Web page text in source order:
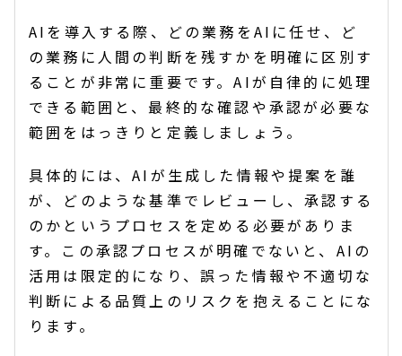
AIを導入する際、どの業務をAIに任せ、ど
の業務に人間の判断を残すかを明確に区別す
ることが非常に重要です。AIが自律的に処理
できる範囲と、最終的な確認や承認が必要な
範囲をはっきりと定義しましょう。
具体的には、AIが生成した情報や提案を誰
が、どのような基準でレビューし、承認する
のかというプロセスを定める必要がありま
す。この承認プロセスが明確でないと、AIの
活用は限定的になり、誤った情報や不適切な
判断による品質上のリスクを抱えることにな
ります。